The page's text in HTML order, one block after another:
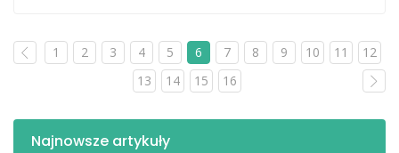
1 2 3 4 5 6 7 8 9 10 11
12
13
14 15 16
Najnowsze artykuły